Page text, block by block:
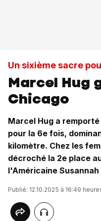
Un sixième sacre
Marcel Hug
Chicago
Marcel Hug a
pour la 6e fois,
kilomètre. Chez les
décroché la 2e place
l'Américaine
Publié: 12.10.2025 à 16:49